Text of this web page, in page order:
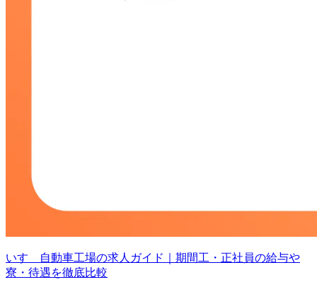
いすゞ自動車工場の求人ガイド｜期間工・正社員の給与や
寮・待遇を徹底比較